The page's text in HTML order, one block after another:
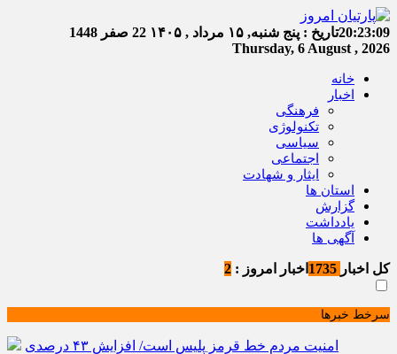
20:23:09تاریخ : پنج شنبه, ۱۵ مرداد , ۱۴۰۵
22 صفر 1448
Thursday, 6 August , 2026
خانه
اخبار
فرهنگی
تکنولوژی
سیاسی
اجتماعی
ایثار و شهادت
استان ها
گزارش
یادداشت
آگهی ها
کل اخبار اخبار امروز : 2
سرخط خبرها
امنیت مردم خط قرمز پلیس است/ افزایش ۴۳ درصدی